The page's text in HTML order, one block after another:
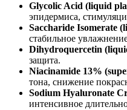
Glycolic Acid (liquid
эпидермиса,
Saccharide Isomerate
стабильное
Dihydroquercetin
защита.
Niacinamide 13%
тона, снижение
Sodium Hyaluronate
интенсивное